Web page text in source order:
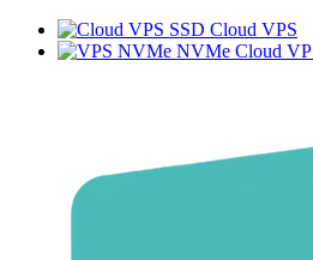
lý và mở rộng hạ tầng.
Mức chi phí thấp, tính ổn
cao khiến lưu trữ đám mây
nhiên, nhiều tổ chức vẫn lo
chuyển khối lượng dữ liệu
SSD Cloud VPS
NVMe Cloud